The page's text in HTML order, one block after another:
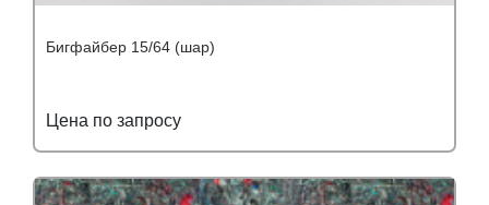
Бигфайбер 15/64 (шар)
Цена по запросу